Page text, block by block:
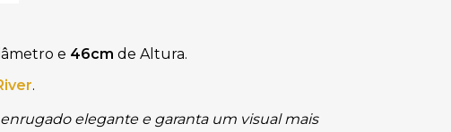
e 46cm de Altura.
.
elegante e garanta um visual mais